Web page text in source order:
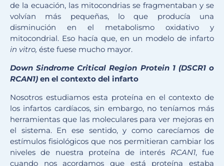
de la ecuación, las mitocondrias se fragmentaban y se
volvían más pequeñas, lo que producía una
disminución en el metabolismo oxidativo y
mitocondrial. Eso hacía que, en un modelo de infarto
in vitro, éste fuese mucho mayor.
Down Sindrome Critical Region Protein 1 (DSCR1 o
RCAN1) en el contexto del infarto
Nosotros estudiamos esta proteína en el contexto de
los infartos cardíacos, sin embargo, no teníamos más
herramientas que las moleculares para ver mejoras en
el sistema. En ese sentido, y como carecíamos de
estímulos fisiológicos que nos permitieran cambiar los
niveles de nuestra proteína de interés RCAN1, fue
cuando nos acordamos que está proteína estaba